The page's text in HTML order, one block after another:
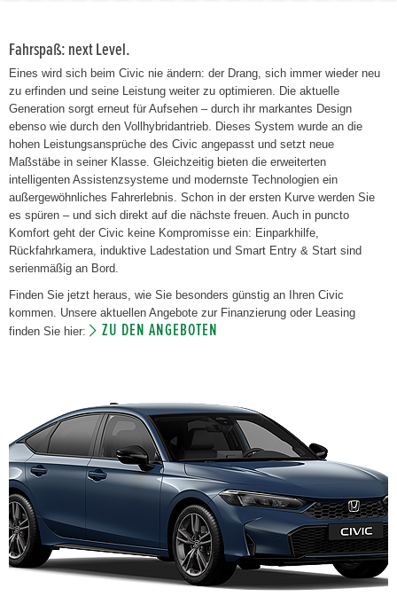
Fahrspaß: next Level.
Eines wird sich beim Civic nie ändern: der Drang, sich immer wieder neu
zu erfinden und seine Leistung weiter zu optimieren. Die aktuelle
Generation sorgt erneut für Aufsehen – durch ihr markantes Design
ebenso wie durch den Vollhybridantrieb. Dieses System wurde an die
hohen Leistungsansprüche des Civic angepasst und setzt neue
Maßstäbe in seiner Klasse. Gleichzeitig bieten die erweiterten
intelligenten Assistenzsysteme und modernste Technologien ein
außergewöhnliches Fahrerlebnis. Schon in der ersten Kurve werden Sie
es spüren – und sich direkt auf die nächste freuen. Auch in puncto
Komfort geht der Civic keine Kompromisse ein: Einparkhilfe,
Rückfahrkamera, induktive Ladestation und Smart Entry & Start sind
serienmäßig an Bord.
Finden Sie jetzt heraus, wie Sie besonders günstig an Ihren Civic
kommen. Unsere aktuellen Angebote zur Finanzierung oder Leasing
finden Sie hier:
ZU DEN ANGEBOTEN